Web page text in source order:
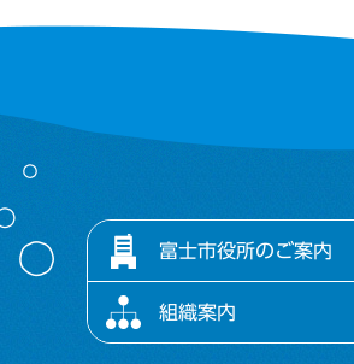
富士市役所のご案内
組織案内